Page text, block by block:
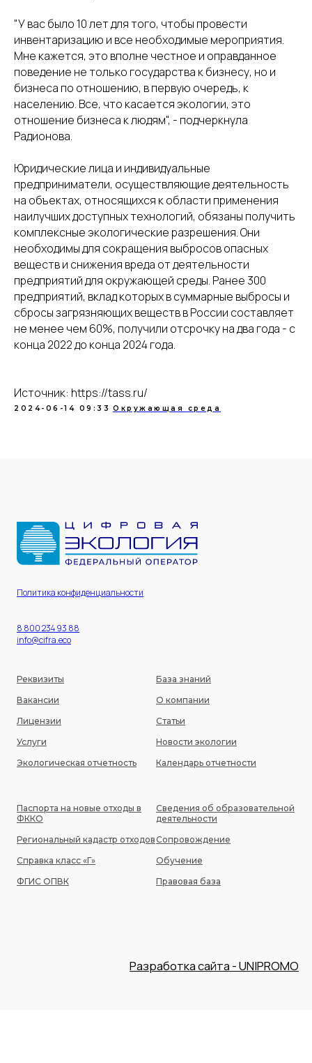
"У вас было 10 лет для того, чтобы провести
инвентаризацию и все необходимые мероприятия.
Мне кажется, это вполне честное и оправданное
поведение не только государства к бизнесу, но и
бизнеса по отношению, в первую очередь, к
населению. Все, что касается экологии, это
отношение бизнеса к людям", - подчеркнула
Радионова.
Юридические лица и индивидуальные
предприниматели, осуществляющие деятельность
на объектах, относящихся к области применения
наилучших доступных технологий, обязаны получить
комплексные экологические разрешения. Они
необходимы для сокращения выбросов опасных
веществ и снижения вреда от деятельности
предприятий для окружающей среды. Ранее 300
предприятий, вклад которых в суммарные выбросы и
сбросы загрязняющих веществ в России составляет
не менее чем 60%, получили отсрочку на два года - с
конца 2022 до конца 2024 года.
Источник: https://tass.ru/
2024-06-14 09:33 Окружающая среда
Политика конфиденциальности
8 800 234 93 88
info@cifra.eco
Реквизиты
Вакансии
Лицензии
Услуги
Экологическая отчетность
База знаний
О компании
Статьи
Новости экологии
Календарь отчетности
Паспорта на новые отходы в
ФККО
Региональный кадастр отходов
Справка класс «Г»
ФГИС ОПВК
Сведения об образовательной
деятельности
Сопровождение
Обучение
Правовая база